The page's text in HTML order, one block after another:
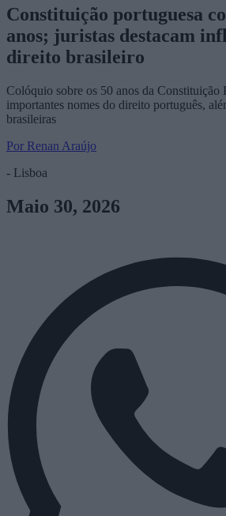
Constituição portuguesa
anos; juristas destacam
direito brasileiro
Colóquio sobre os 50 anos da Constituição
importantes nomes do direito português,
brasileiras
Por Renan Araújo
- Lisboa
Maio 30, 2026